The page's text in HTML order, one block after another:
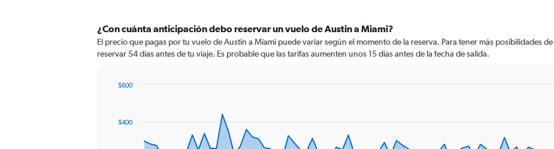
¿Con cuánta anticipación debo reservar un vuelo de Austin a Miami?
El precio que pagas por tu vuelo de Austin a Miami puede variar según el momento de la reserva. Para tener más posibilidades
reservar 54 días antes de tu viaje. Es probable que las tarifas aumenten unos 15 días antes de la fecha de salida.
data
$400
$600